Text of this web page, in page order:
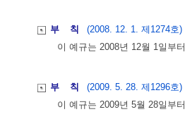
부 칙
(2008. 12. 1. 제1274호)
이 예규는 2008년 12월 1일부
부 칙
(2009. 5. 28. 제1296호)
이 예규는 2009년 5월 28일부